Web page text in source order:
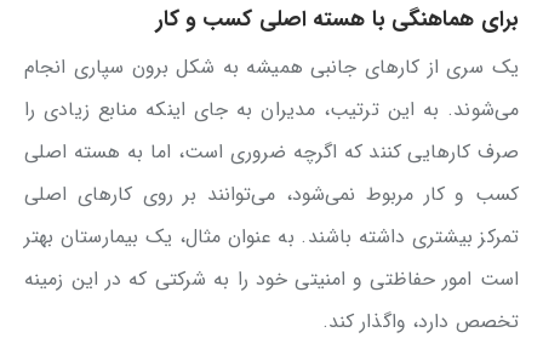
برای هماهنگی با هسته اصلی کسب و کار
یک سری از کارهای جانبی همیشه به شکل برون سپاری انجام
می‌شوند. به این ترتیب، مدیران به جای اینکه منابع زیادی را
صرف کارهایی کنند که اگرچه ضروری است، اما به هسته اصلی
کسب و کار مربوط نمی‌شود، می‌توانند بر روی کارهای اصلی
تمرکز بیشتری داشته باشند. به عنوان مثال، یک بیمارستان بهتر
است امور حفاظتی و امنیتی خود را به شرکتی که در این زمینه
تخصص دارد، واگذار کند.